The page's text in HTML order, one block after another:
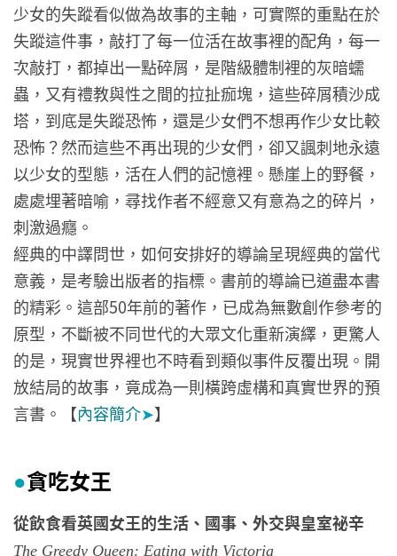
少女的失蹤看似做為故事的主軸，可實際的重點在於
失蹤這件事，敲打了每一位活在故事裡的配角，每一
次敲打，都掉出一點碎屑，是階級體制裡的灰暗蠕
蟲，又有禮教與性之間的拉扯痂塊，這些碎屑積沙成
塔，到底是失蹤恐怖，還是少女們不想再作少女比較
恐怖？然而這些不再出現的少女們，卻又諷刺地永遠
以少女的型態，活在人們的記憶裡。懸崖上的野餐，
處處埋著暗喻，尋找作者不經意又有意為之的碎片，
刺激過癮。
經典的中譯問世，如何安排好的導論呈現經典的當代
意義，是考驗出版者的指標。書前的導論已道盡本書
的精彩。這部50年前的著作，已成為無數創作參考的
原型，不斷被不同世代的大眾文化重新演繹，更驚人
的是，現實世界裡也不時看到類似事件反覆出現。開
放結局的故事，竟成為一則橫跨虛構和真實世界的預
言書。【內容簡介➤】
●貪吃女王
從飲食看英國女王的生活、國事、外交與皇室祕辛
The Greedy Queen: Eating with Victoria